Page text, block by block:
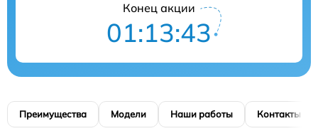
Конец акции
01:13:42
Преимущества Модели Наши работы Контакты